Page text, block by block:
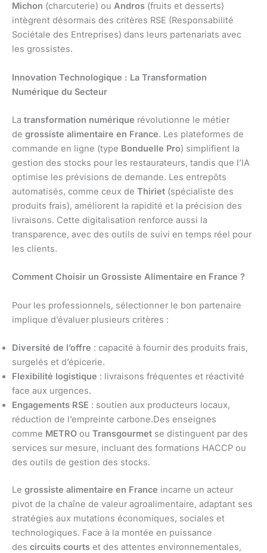
Michon (charcuterie) ou Andros (fruits et desserts)
intègrent désormais des critères RSE (Responsabilité
Sociétale des Entreprises) dans leurs partenariats avec
les grossistes.
Innovation Technologique : La Transformation
Numérique du Secteur
La transformation numérique révolutionne le métier
de grossiste alimentaire en France. Les plateformes de
commande en ligne (type Bonduelle Pro) simplifient la
gestion des stocks pour les restaurateurs, tandis que l’IA
optimise les prévisions de demande. Les entrepôts
automatisés, comme ceux de Thiriet (spécialiste des
produits frais), améliorent la rapidité et la précision des
livraisons. Cette digitalisation renforce aussi la
transparence, avec des outils de suivi en temps réel pour
les clients.
Comment Choisir un Grossiste Alimentaire en France ?
Pour les professionnels, sélectionner le bon partenaire
implique d’évaluer plusieurs critères :
Diversité de l’offre : capacité à fournir des produits frais,
surgelés et d’épicerie.
Flexibilité logistique : livraisons fréquentes et réactivité
face aux urgences.
Engagements RSE : soutien aux producteurs locaux,
réduction de l’empreinte carbone.Des enseignes
comme METRO ou Transgourmet se distinguent par des
services sur mesure, incluant des formations HACCP ou
des outils de gestion des stocks.
Le grossiste alimentaire en France incarne un acteur
pivot de la chaîne de valeur agroalimentaire, adaptant ses
stratégies aux mutations économiques, sociales et
technologiques. Face à la montée en puissance
des circuits courts et des attentes environnementales,